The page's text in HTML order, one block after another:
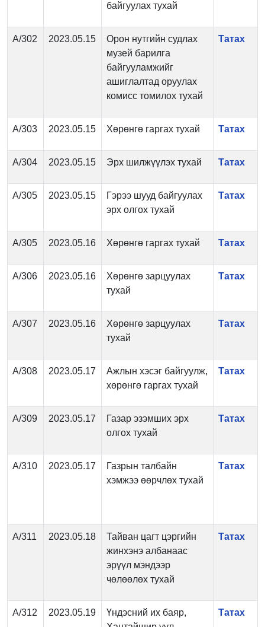
байгуулах тухай
А/302 2023.05.15
Орон нутгийн судлах
музей барилга
байгууламжийг
ашиглалтад оруулах
комисс томилох тухай
Татах
А/303 2023.05.15 Хөрөнгө гаргах тухай Татах
А/304 2023.05.15 Эрх шилжүүлэх тухай Татах
А/305 2023.05.15
Гэрээ шууд байгуулах
эрх олгох тухай
Татах
А/305 2023.05.16 Хөрөнгө гаргах тухай Татах
А/306 2023.05.16
Хөрөнгө зарцуулах
тухай
Татах
А/307 2023.05.16
Хөрөнгө зарцуулах
тухай
Татах
А/308 2023.05.17
Ажлын хэсэг байгуулж,
хөрөнгө гаргах тухай
Татах
А/309 2023.05.17
Газар эзэмших эрх
олгох тухай
Татах
А/310 2023.05.17
Газрын талбайн
хэмжээ өөрчлөх тухай
Татах
А/311 2023.05.18
Тайван цагт цэргийн
жинхэнэ албанаас
эрүүл мэндээр
чөлөөлөх тухай
Татах
А/312 2023.05.19
Үндэсний их баяр,
Татах